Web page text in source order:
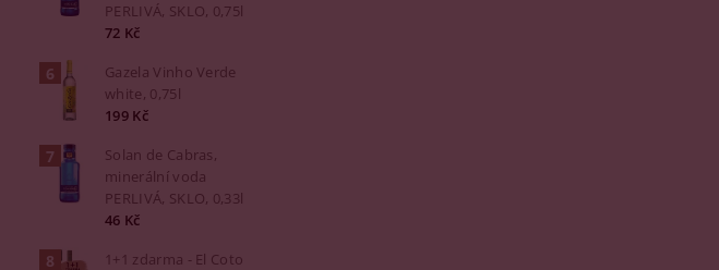
PERLIVÁ, SKLO, 0,75l
72 Kč
Gazela Vinho Verde
white, 0,75l
199 Kč
Solan de Cabras,
minerální voda
PERLIVÁ, SKLO, 0,33l
46 Kč
1+1 zdarma - El Coto